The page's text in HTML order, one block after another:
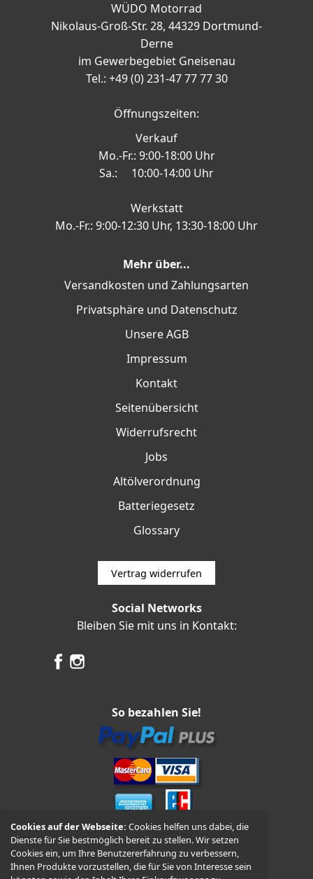
Cookies auf der Webseite:Cookies helfen uns dabei, die
Dienste für Sie bestmöglich bereit zu stellen. Wir setzen
Cookies ein, um Ihre Benutzererfahrung zu verbessern,
Ihnen Produkte vorzustellen, die für Sie von Interesse sein
WÜDO Motorrad
Nikolaus-Groß-Str. 28, 44329 Dortmund-
Derne
im Gewerbegebiet Gneisenau
Tel.: +49 (0) 231-47 77 77 30
Öffnungszeiten:
Verkauf
Mo.-Fr.: 9:00-18:00 Uhr
Sa.: 10:00-14:00 Uhr
Werkstatt
Mo.-Fr.: 9:00-12:30 Uhr, 13:30-18:00 Uhr
Mehr über...
Versandkosten und Zahlungsarten
Privatsphäre und Datenschutz
Unsere AGB
Impressum
Kontakt
Seitenübersicht
Widerrufsrecht
Jobs
Altölverordnung
Batteriegesetz
Glossary
Vertrag widerrufen
Social Networks
Bleiben Sie mit uns in Kontakt:
So bezahlen Sie!
Vorkasse und Nachnahme